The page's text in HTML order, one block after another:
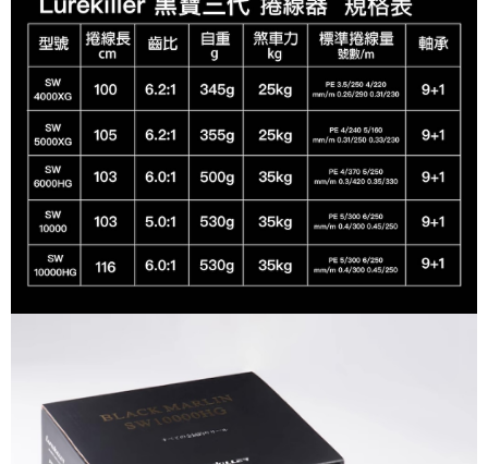
５．嚴禁一人註冊多個帳號或使用他人資訊註冊。若發現惡意使用之情形，
恩沛科技股份有限公司將有權停止該用戶之使用額度並採取法律行動。
國家/地區配送(**下單前請私訊客服確認實際運費(運費另
計)，訂單才得以成立**)
查看運費